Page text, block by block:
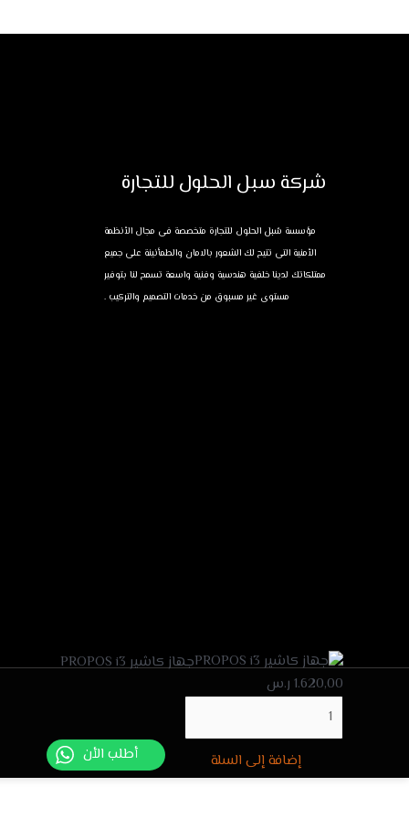
شركة سبل الحلول للتجارة
مؤسسة سُبل الحلول للتجارة متخصصة فى مجال الأنظمة
الأمنية التى تتيح لك الشعور بالامان والطمأنينة على جميع
ممتلكاتك لدينا خلفية هندسية وفنية واسعة تسمح لنا بتوفير
مستوى غير مسبوق من خدمات التصميم والتركيب .
جهاز كاشير PROPOS i3
1.620,00 ر.س
كمية
جهاز
كاشير
PROPOS
إضافة إلى السلة أطلب الأن